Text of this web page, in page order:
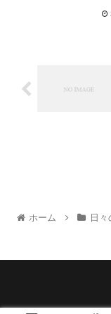
ホーム 日